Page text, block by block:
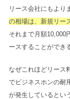
リース会社にもより
の相場は、新規リー
それまで月額10,000
ースすることができ
なぜこれほどリース
でビジネスホンの耐
が発生しているとい